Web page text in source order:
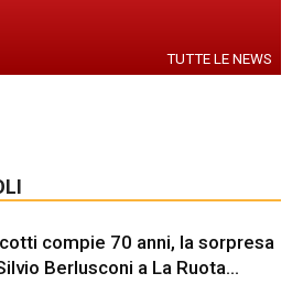
TUTTE LE NEWS
compie 70 anni, la sorpresa
Berlusconi a La Ruota...